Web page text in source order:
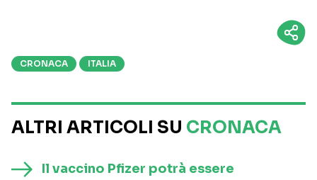
CRONACA ITALIA
ALTRI ARTICOLI SU CRONACA
Il vaccino Pfizer potrà essere